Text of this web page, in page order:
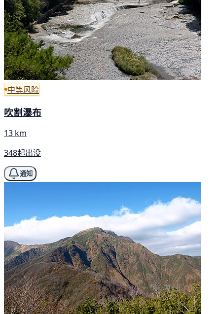
中等风险
吹割瀑布
13 km
348起出没
通知